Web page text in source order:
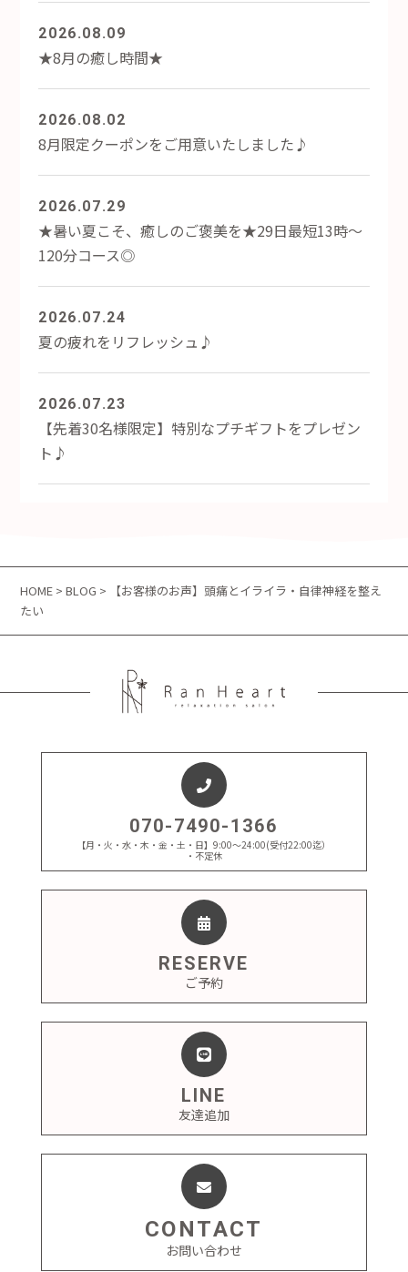
2026.08.09
★8月の癒し時間★
2026.08.02
8月限定クーポンをご用意いたしました♪
2026.07.29
★暑い夏こそ、癒しのご褒美を★29日最短13時～
120分コース◎
2026.07.24
夏の疲れをリフレッシュ♪
2026.07.23
【先着30名様限定】特別なプチギフトをプレゼン
ト♪
HOME >BLOG > 【お客様のお声】頭痛とイライラ・自律神経を整え
たい
070-7490-1366
【月・火・水・木・金・土・日】9:00～24:00(受付22:00迄）
・不定休
RESERVE
ご予約
LINE
友達追加
CONTACT
お問い合わせ